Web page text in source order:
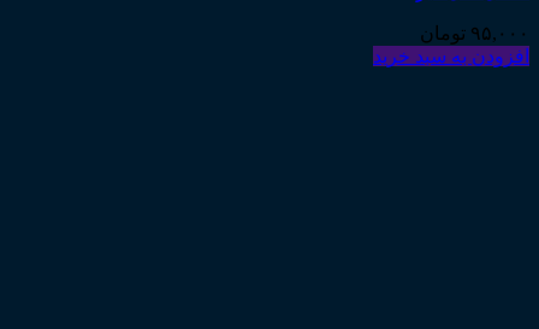
۹۵,۰۰۰ تومان
افزودن به سبد خرید